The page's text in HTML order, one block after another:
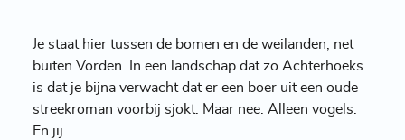
Je staat hier tussen de bomen en de weilanden, net
buiten Vorden. In een landschap dat zo Achterhoeks
is dat je bijna verwacht dat er een boer uit een oude
streekroman voorbij sjokt. Maar nee. Alleen vogels.
En jij.